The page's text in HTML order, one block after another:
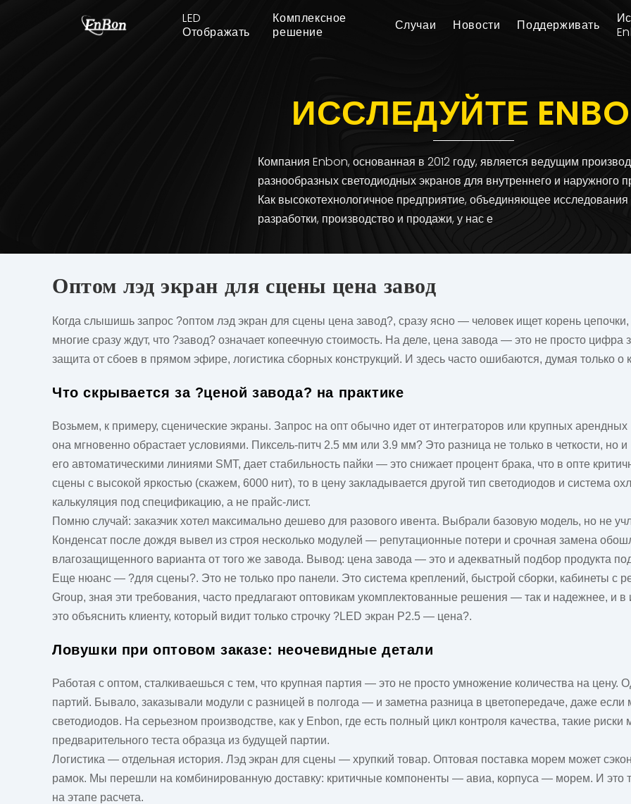
LED
Отображать
Комплексное
решение
Случаи Новости Поддерживать
ИССЛЕДУЙТЕ
Компания Enbon, основанная в 2012 году, является ведущим
разнообразных светодиодных экранов для внутреннего и наружного
Как высокотехнологичное предприятие, объединяющее исследования
разработки, производство и продажи, у нас е
Оптом лэд экран для сцены цена завод
Когда слышишь запрос ?оптом лэд экран для сцены цена завод?, сразу ясно — человек ищет корень цепочки,
многие сразу ждут, что ?завод? означает копеечную стоимость. На деле, цена завода — это не просто цифра
защита от сбоев в прямом эфире, логистика сборных конструкций. И здесь часто ошибаются, думая только о
Что скрывается за ?ценой завода? на практике
Возьмем, к примеру, сценические экраны. Запрос на опт обычно идет от интеграторов или крупных
она мгновенно обрастает условиями. Пиксель-питч 2.5 мм или 3.9 мм? Это разница не только в четкости, но
его автоматическими линиями SMT, дает стабильность пайки — это снижает процент брака, что в опте
сцены с высокой яркостью (скажем, 6000 нит), то в цену закладывается другой тип светодиодов и система
калькуляция под спецификацию, а не прайс-лист.
Помню случай: заказчик хотел максимально дешево для разового ивента. Выбрали базовую модель, но не
Конденсат после дождя вывел из строя несколько модулей — репутационные потери и срочная замена
влагозащищенного варианта от того же завода. Вывод: цена завода — это и адекватный подбор продукта
Еще нюанс — ?для сцены?. Это не только про панели. Это система креплений, быстрой сборки, кабинеты с
Group, зная эти требования, часто предлагают оптовикам укомплектованные решения — так и надежнее, и в
это объяснить клиенту, который видит только строчку ?LED экран P2.5 — цена?.
Ловушки при оптовом заказе: неочевидные детали
Работая с оптом, сталкиваешься с тем, что крупная партия — это не просто умножение количества на
партий. Бывало, заказывали модули с разницей в полгода — и заметна разница в цветопередаче, даже
светодиодов. На серьезном производстве, как у Enbon, где есть полный цикл контроля качества, такие
предварительного теста образца из будущей партии.
Логистика — отдельная история. Лэд экран для сцены — хрупкий товар. Оптовая поставка морем может
рамок. Мы перешли на комбинированную доставку: критичные компоненты — авиа, корпуса — морем. И это
на этапе расчета.